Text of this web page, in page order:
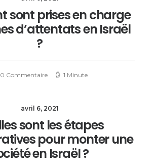
sont prises en charge
d’attentats en Israël
?
0 Commentaire 1 Minute
avril 6, 2021
sont les étapes
pour monter une
en Israël ?